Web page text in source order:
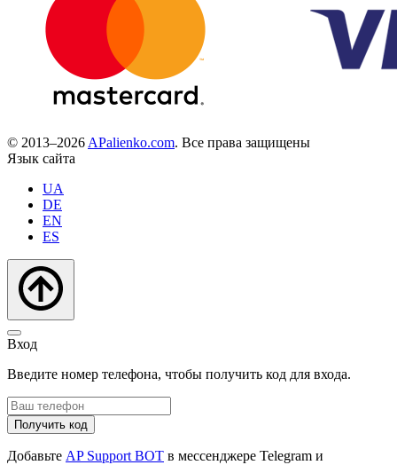
© 2013–2026 APalienko.com. Все права защищены
Язык сайта
UA
DE
EN
ES
Вход
Введите номер телефона, чтобы получить код для входа.
Получить код
Добавьте AP Support BOT в мессенджере Telegram и